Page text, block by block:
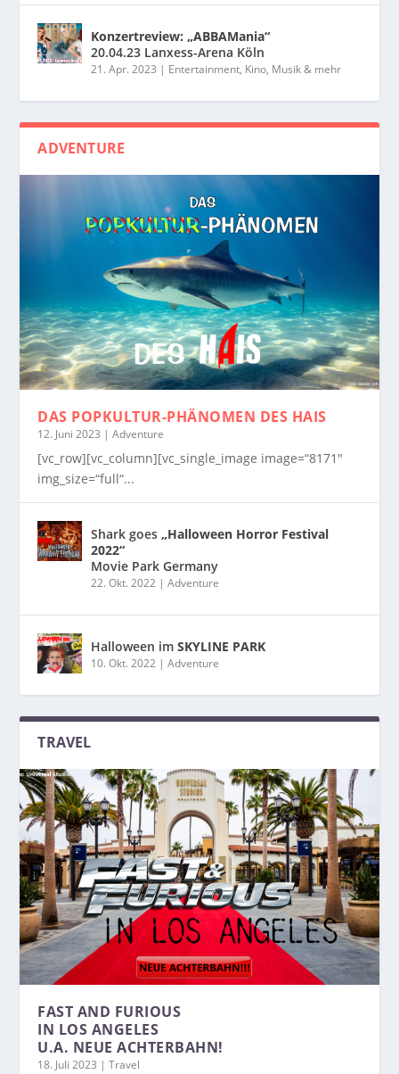
Konzertreview: „ABBAMania“
20.04.23 Lanxess-Arena Köln
21. Apr. 2023 | Entertainment, Kino, Musik & mehr
ADVENTURE
DAS POPKULTUR-PHÄNOMEN DES HAIS
12. Juni 2023 |Adventure
[vc_row][vc_column][vc_single_image image=“8171″
img_size=“full“...
Shark goes„Halloween Horror Festival
2022“
Movie Park Germany
22. Okt. 2022 |Adventure
Halloween imSKYLINE PARK
10. Okt. 2022 |Adventure
TRAVEL
FAST AND FURIOUS
IN LOS ANGELES
U.A. NEUE ACHTERBAHN!
18. Juli 2023 |Travel